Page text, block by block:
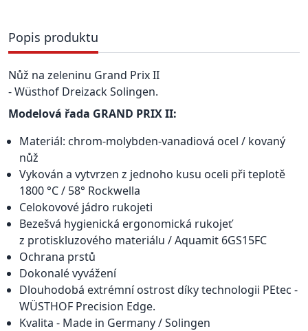
Popis produktu
Nůž na zeleninu Grand Prix II
- Wüsthof Dreizack Solingen.
Modelová řada GRAND PRIX II:
Materiál: chrom-molybden-vanadiová ocel / kovaný
nůž
Vykován a vytvrzen z jednoho kusu oceli při teplotě
1800 °C / 58° Rockwella
Celokovové jádro rukojeti
Bezešvá hygienická ergonomická rukojeť
z protiskluzového materiálu / Aquamit 6GS15FC
Ochrana prstů
Dokonalé vyvážení
Dlouhodobá extrémní ostrost díky technologii PEtec -
WÜSTHOF Precision Edge.
Kvalita - Made in Germany / Solingen